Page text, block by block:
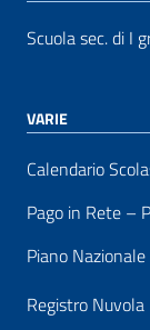
Scuola sec. di I
VARIE
Calendario
Pago in Rete –
Piano
Registro Nuvola